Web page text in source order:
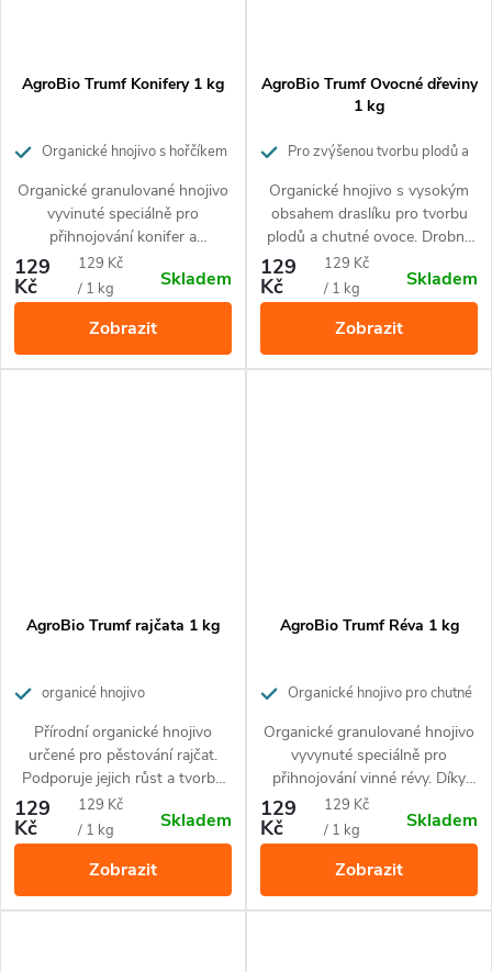
AgroBio Trumf Konifery 1 kg
Organické hnojivo s hořčíkem
Organické granulované hnojivo
vyvinuté speciálně pro
přihnojování konifer a
stálezelených keřů. Díky
přírodnímu složení je vhodné
pro ekologické pěstování. Živiny
uvolňuje postupně po dobu až
3 měsíců.
129
Kč
Měrná
cena:
129 Kč
/ 1 kg
Skladem
Zobrazit
AgroBio Trumf Ovocné dřeviny
1 kg
Pro zvýšenou tvorbu plodů a
měsíce.
Organické hnojivo s vysokým
obsahem draslíku pro tvorbu
plodů a chutné ovoce. Drobné
granule uvolňují živiny
postupně po dobu 3 měsíců.
Hnojivo obsahuje 100%
přírodní suroviny a je vhodné
pro ekologické pěstování.
Hnojivo nezasoluje půdu a
129
Kč
Měrná
cena:
129 Kč
/ 1 kg
Skladem
Zobrazit
AgroBio Trumf rajčata 1 kg
organicé hnojivo
Přírodní organické hnojivo
určené pro pěstování rajčat.
Podporuje jejich růst a tvorbu
plodů. Působí až 3 měsíce.
129
Kč
Měrná
cena:
129 Kč
/ 1 kg
Skladem
Zobrazit
AgroBio Trumf Réva 1 kg
Organické hnojivo pro chutné
měsíce.
Organické granulované hnojivo
vyvynuté speciálně pro
přihnojování vinné révy. Díky
přírodnímu složení je vhodné
pro ekologické pěstování. Živiny
uvolňuje postupně po dobu až
3 měsíců.
129
Kč
Měrná
cena:
129 Kč
/ 1 kg
Skladem
Zobrazit